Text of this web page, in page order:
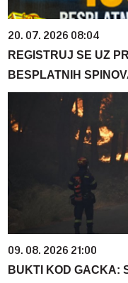
20. 07. 2026 08:04
REGISTRUJ SE UZ
BESPLATNIH
09. 08. 2026 21:00
BUKTI KOD GACKA: